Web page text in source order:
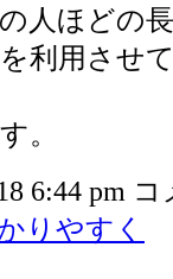
人ほどの
利用させ
。
6:44 pm コ
りやすく